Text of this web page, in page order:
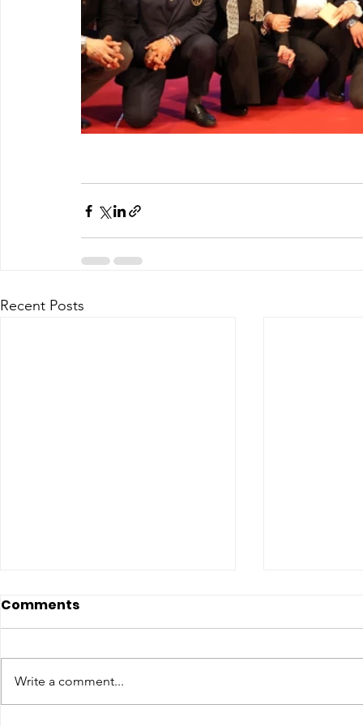
Recent Posts
Comments
Write a comment...